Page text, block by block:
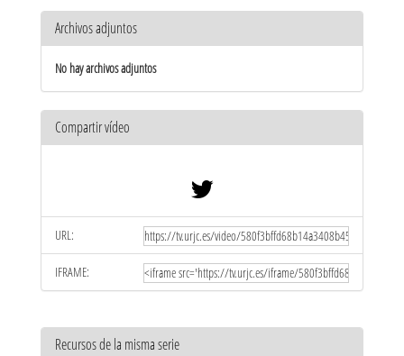
Archivos adjuntos
No hay archivos adjuntos
Compartir vídeo
URL:
IFRAME:
Recursos de la misma serie